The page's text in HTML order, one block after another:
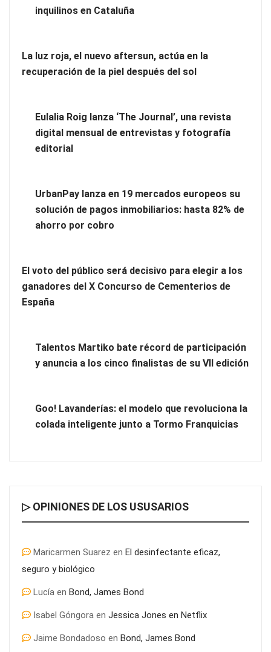
La luz roja, el nuevo aftersun, actúa en la recuperación de la
Eulalia Roig lanza ‘The Journal’, una revista digital mensual
inquilinos en Cataluña
La luz roja, el nuevo aftersun, actúa en la
recuperación de la piel después del sol
Eulalia Roig lanza ‘The Journal’, una revista
digital mensual de entrevistas y fotografía
editorial
UrbanPay lanza en 19 mercados europeos su
solución de pagos inmobiliarios: hasta 82% de
ahorro por cobro
El voto del público será decisivo para elegir a los
ganadores del X Concurso de Cementerios de
España
Talentos Martiko bate récord de participación
y anuncia a los cinco finalistas de su VII edición
Goo! Lavanderías: el modelo que revoluciona la
colada inteligente junto a Tormo Franquicias
▷ OPINIONES DE LOS USUSARIOS
Maricarmen Suarez en El desinfectante eficaz,
seguro y biológico
Lucía en Bond, James Bond
Isabel Góngora en Jessica Jones en Netflix
Jaime Bondadoso en Bond, James Bond